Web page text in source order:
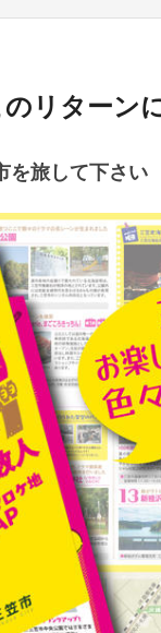
のリターン
を旅して下さい